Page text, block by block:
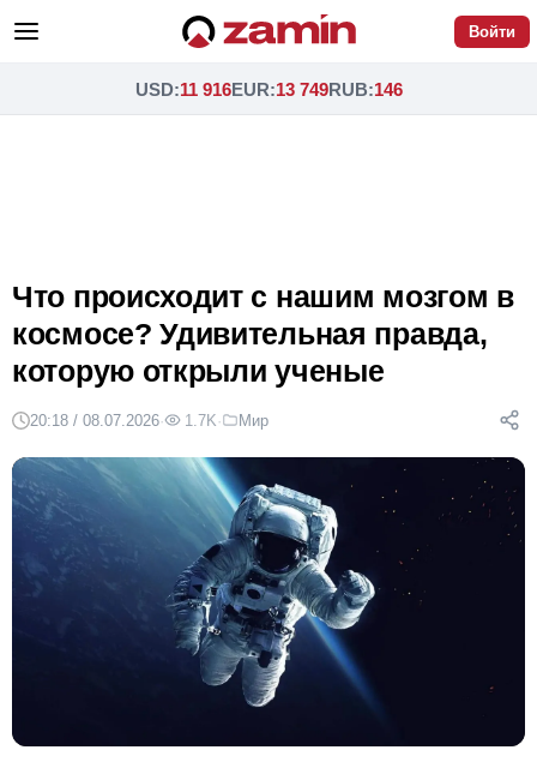
Войти
USD:11 916EUR:13 749RUB:146
Что происходит с нашим мозгом в
космосе? Удивительная правда,
которую открыли ученые
20:18 / 08.07.2026· 1.7K· Мир